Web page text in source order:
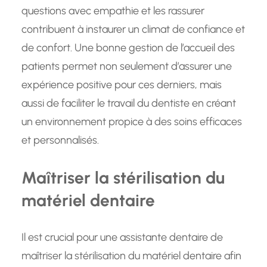
questions avec empathie et les rassurer
contribuent à instaurer un climat de confiance et
de confort. Une bonne gestion de l’accueil des
patients permet non seulement d’assurer une
expérience positive pour ces derniers, mais
aussi de faciliter le travail du dentiste en créant
un environnement propice à des soins efficaces
et personnalisés.
Maîtriser la stérilisation du
matériel dentaire
Il est crucial pour une assistante dentaire de
maîtriser la stérilisation du matériel dentaire afin